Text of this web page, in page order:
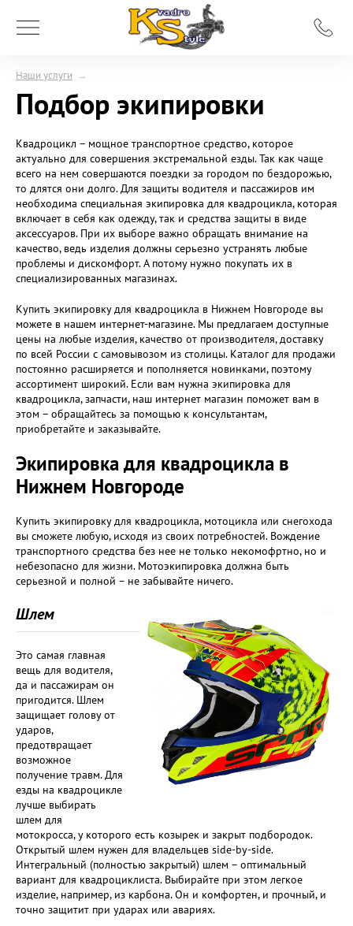
Наши услуги →
Подбор экипировки
Квадроцикл – мощное транспортное средство, которое
актуально для совершения экстремальной езды. Так как чаще
всего на нем совершаются поездки за городом по бездорожью,
то длятся они долго. Для защиты водителя и пассажиров им
необходима специальная экипировка для квадроцикла, которая
включает в себя как одежду, так и средства защиты в виде
аксессуаров. При их выборе важно обращать внимание на
качество, ведь изделия должны серьезно устранять любые
проблемы и дискомфорт. А потому нужно покупать их в
специализированных магазинах.
Купить экипировку для квадроцикла в Нижнем Новгороде вы
можете в нашем интернет-магазине. Мы предлагаем доступные
цены на любые изделия, качество от производителя, доставку
по всей России с самовывозом из столицы. Каталог для продажи
постоянно расширяется и пополняется новинками, поэтому
ассортимент широкий. Если вам нужна экипировка для
квадроцикла, запчасти, наш интернет магазин поможет вам в
этом – обращайтесь за помощью к консультантам,
приобретайте и заказывайте.
Экипировка для квадроцикла в
Нижнем Новгороде
Купить экипировку для квадроцикла, мотоцикла или снегохода
вы сможете любую, исходя из своих потребностей. Вождение
транспортного средства без нее не только некомофртно, но и
небезопасно для жизни. Мотоэкипировка должна быть
серьезной и полной – не забывайте ничего.
Шлем
Это самая главная
вещь для водителя,
да и пассажирам он
пригодится. Шлем
защищает голову от
ударов,
предотвращает
возможное
получение травм. Для
езды на квадроцикле
лучше выбирать
шлем для
мотокросса, у которого есть козырек и закрыт подбородок.
Открытый шлем нужен для владельцев side-by-side.
Интегральный (полностью закрытый) шлем – оптимальный
вариант для квадроциклиста. Выбирайте при этом легкое
изделие, например, из карбона. Он и комфортен, и прочный, и
точно защитит при ударах или авариях.